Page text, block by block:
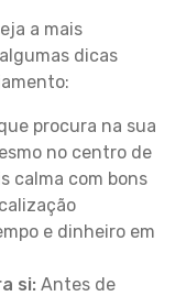
a mais
dicas
procura na sua
no centro de
calma com bons
e dinheiro em
si: Antes de